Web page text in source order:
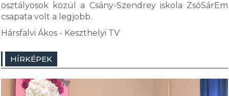
osztályosok közül a Csány-Szendrey iskola ZsóSárEm
csapata volt a legjobb.
Hársfalvi Ákos - Keszthelyi TV
HÍRKÉPEK